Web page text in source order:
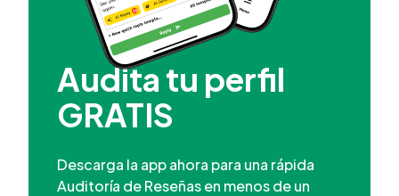
Audita tu perfil
GRATIS
Descarga la app ahora para una rápida
Auditoría de Reseñas en menos de un